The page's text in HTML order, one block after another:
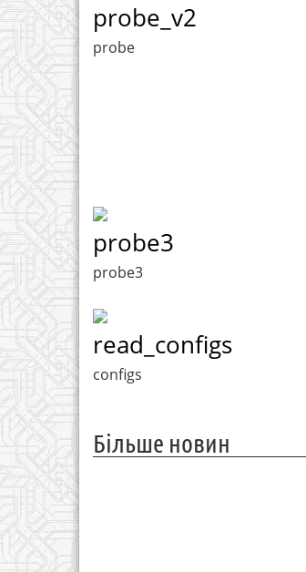
probe_v2
probe
probe3
probe3
read_configs
configs
Більше новин